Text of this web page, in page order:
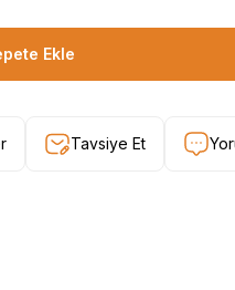
Ekle
Tavsiye Et